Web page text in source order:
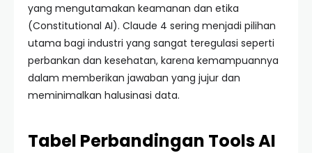
yang mengutamakan keamanan dan etika
(Constitutional AI). Claude 4 sering menjadi pilihan
utama bagi industri yang sangat teregulasi seperti
perbankan dan kesehatan, karena kemampuannya
dalam memberikan jawaban yang jujur dan
meminimalkan halusinasi data.
Tabel Perbandingan Tools AI